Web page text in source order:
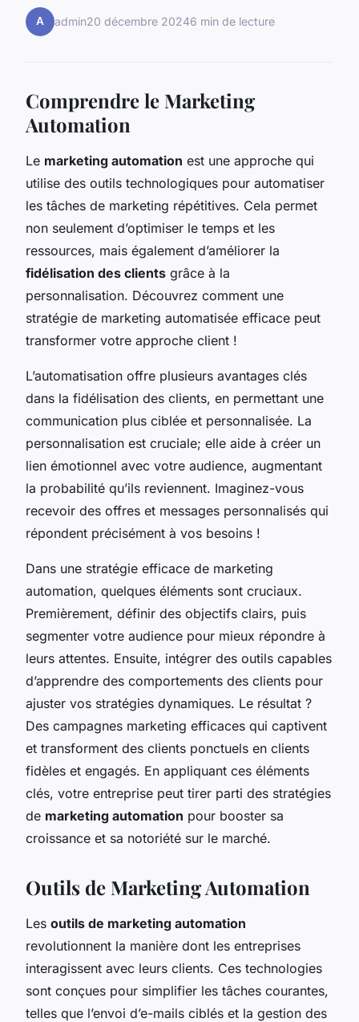
A admin20 décembre 20246 min de lecture
Comprendre le Marketing
Automation
Le marketing automation est une approche qui
utilise des outils technologiques pour automatiser
les tâches de marketing répétitives. Cela permet
non seulement d’optimiser le temps et les
ressources, mais également d’améliorer la
fidélisation des clients grâce à la
personnalisation. Découvrez comment une
stratégie de marketing automatisée efficace peut
transformer votre approche client !
L’automatisation offre plusieurs avantages clés
dans la fidélisation des clients, en permettant une
communication plus ciblée et personnalisée. La
personnalisation est cruciale; elle aide à créer un
lien émotionnel avec votre audience, augmentant
la probabilité qu’ils reviennent. Imaginez-vous
recevoir des offres et messages personnalisés qui
répondent précisément à vos besoins !
Dans une stratégie efficace de marketing
automation, quelques éléments sont cruciaux.
Premièrement, définir des objectifs clairs, puis
segmenter votre audience pour mieux répondre à
leurs attentes. Ensuite, intégrer des outils capables
d’apprendre des comportements des clients pour
ajuster vos stratégies dynamiques. Le résultat ?
Des campagnes marketing efficaces qui captivent
et transforment des clients ponctuels en clients
fidèles et engagés. En appliquant ces éléments
clés, votre entreprise peut tirer parti des stratégies
de marketing automation pour booster sa
croissance et sa notoriété sur le marché.
Outils de Marketing Automation
Les outils de marketing automation
revolutionnent la manière dont les entreprises
interagissent avec leurs clients. Ces technologies
sont conçues pour simplifier les tâches courantes,
telles que l’envoi d’e-mails ciblés et la gestion des